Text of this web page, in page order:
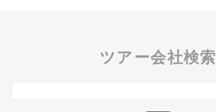
ツアー会社検索